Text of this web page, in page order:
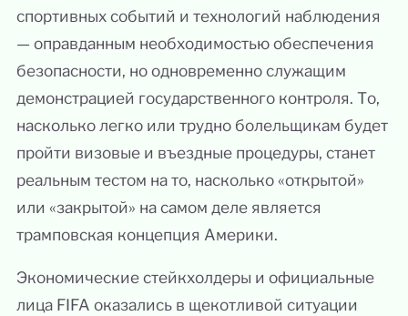
спортивных событий и технологий наблюдения
— оправданным необходимостью обеспечения
безопасности, но одновременно служащим
демонстрацией государственного контроля. То,
насколько легко или трудно болельщикам будет
пройти визовые и въездные процедуры, станет
реальным тестом на то, насколько «открытой»
или «закрытой» на самом деле является
трамповская концепция Америки.
Экономические стейкхолдеры и официальные
лица FIFA оказались в щекотливой ситуации